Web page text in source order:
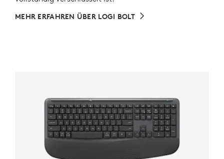
MEHR ERFAHREN ÜBER LOGI BOLT